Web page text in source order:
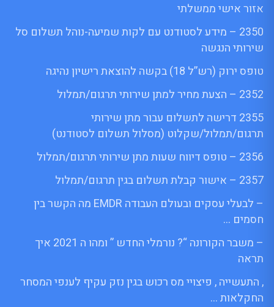
אזור אישי ממשלתי
2350 – מידע לסטודנט עם לקות שמיעה-נוהל תשלום סל
שירותי הנגשה
טופס ירוק (רש”ל 18) בקשה להוצאת רישיון נהיגה
2352 – הצעת מחיר למתן שירותי תרגום/תמלול
2355 דרישה לתשלום עבור מתן שירותי
תרגום/תמלול/שקלוט (מסלול תשלום לסטודנט)
2356 – טופס דיווח שעות מתן שירותי תרגום/תמלול
2357 – אישור קבלת תשלום בגין תרגום/תמלול
– לבעלי עסקים ובעולם העבודה EMDR מה הקשר בין
חסמים …
– משבר הקורונה “? נורמלי החדש ” ומהו ה 2021 איך
תראה
, התעשייה , פיצויי מס רכוש בגין נזק עקיף לענפי המסחר
החקלאות …